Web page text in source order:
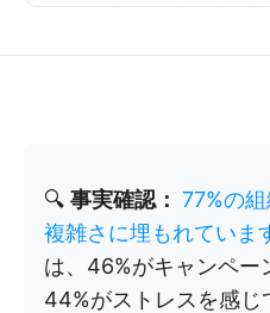
🔍 事実確認： 77%の
複雑さに埋もれていま
は、46%がキャンペー
44%がストレスを感じ